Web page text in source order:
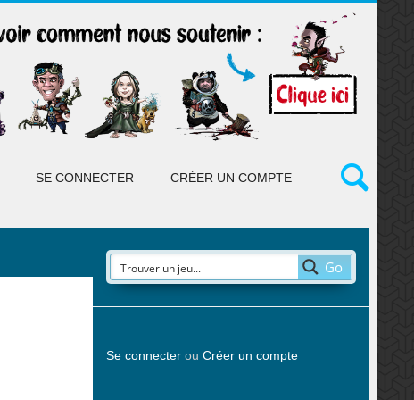
SE CONNECTER CRÉER UN COMPTE
Go
Se connecterou Créer un compte